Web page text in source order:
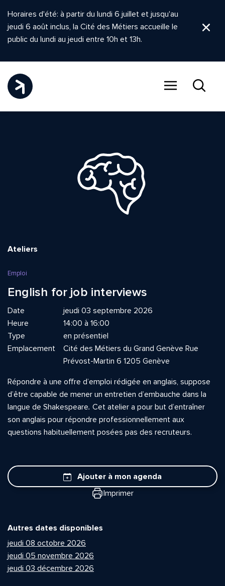
Horaires d'été: à partir du lundi 6 juillet et jusqu'au
jeudi 6 août inclus, la Cité des Métiers accueille le
public du lundi au jeudi entre 10h et 13h.
Ateliers
Emploi
English for job interviews
Date
jeudi 03 septembre 2026
Heure
14:00 à 16:00
Type
en présentiel
Emplacement
Cité des Métiers du Grand Genève Rue
Prévost-Martin 6 1205 Genève
Répondre à une offre d’emploi rédigée en anglais, suppose
d’être capable de mener un entretien d’embauche dans la
langue de Shakespeare. Cet atelier a pour but d’entraîner
son anglais pour répondre professionnellement aux
questions habituellement posées pas des recruteurs.
Ajouter à mon agenda
Imprimer
Autres dates disponibles
jeudi 08 octobre 2026
jeudi 05 novembre 2026
jeudi 03 décembre 2026